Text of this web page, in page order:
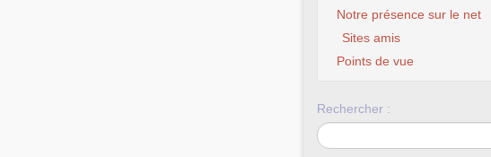
Notre présence sur le net
Sites amis
Points de vue
Rechercher :